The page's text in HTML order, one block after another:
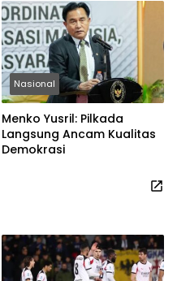
Nasional
Menko Yusril: Pilkada
Langsung Ancam Kualitas
Demokrasi